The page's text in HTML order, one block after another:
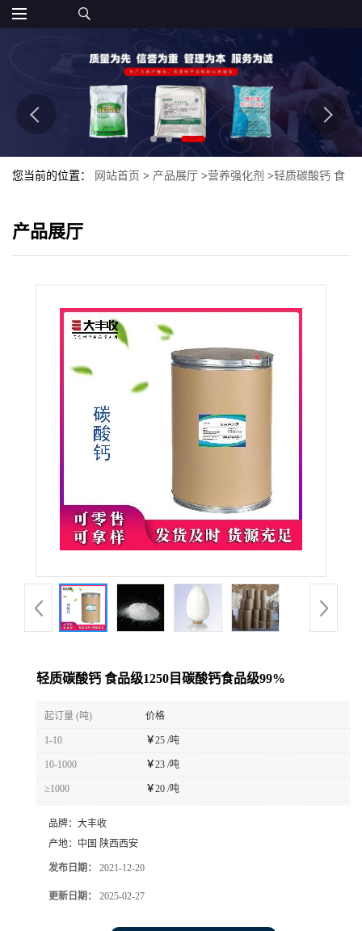
您当前的位置： 网站首页 > 产品展厅 >营养强化剂 >轻质碳酸钙 食
产品展厅
轻质碳酸钙 食品级1250目碳酸钙食品级99%
起订量 (吨) 价格
1-10 ￥25 /吨
10-1000 ￥23 /吨
≥1000 ￥20 /吨
品牌： 大丰收
产地： 中国 陕西西安
发布日期： 2021-12-20
更新日期： 2025-02-27